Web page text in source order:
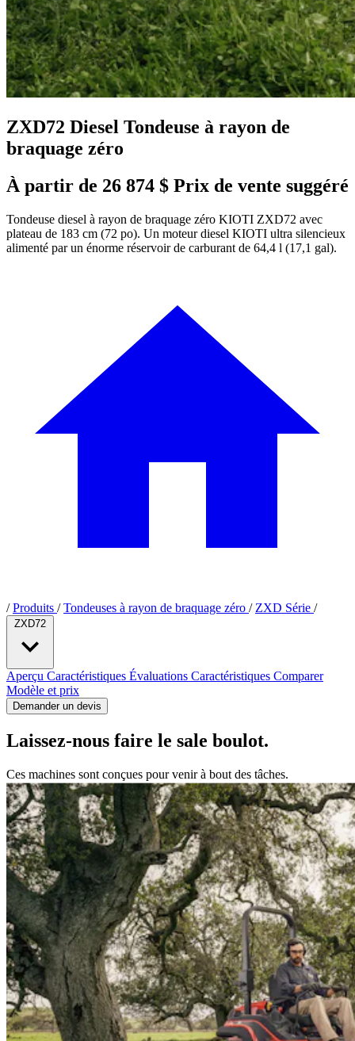
ZXD72 Diesel Tondeuse à rayon de
braquage zéro
À partir de 26 874 $ Prix de vente suggéré
Tondeuse diesel à rayon de braquage zéro KIOTI ZXD72 avec
plateau de 183 cm (72 po). Un moteur diesel KIOTI ultra silencieux
alimenté par un énorme réservoir de carburant de 64,4 l (17,1 gal).
/ Produits / Tondeuses à rayon de braquage zéro / ZXD Série /
ZXD72
Aperçu Caractéristiques Évaluations Caractéristiques Comparer
Modèle et prix
Demander un devis
Laissez-nous faire le sale boulot.
Ces machines sont conçues pour venir à bout des tâches.